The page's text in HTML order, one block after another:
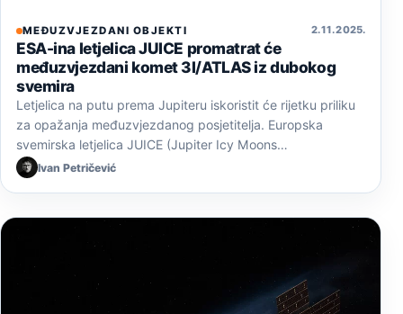
MEĐUZVJEZDANI OBJEKTI 2. 11. 2025.
ESA-ina letjelica JUICE promatrat će
međuzvjezdani komet 3I/ATLAS iz dubokog
svemira
Letjelica na putu prema Jupiteru iskoristit će rijetku priliku
za opažanja međuzvjezdanog posjetitelja. Europska
svemirska letjelica JUICE (Jupiter Icy Moons…
Ivan Petričević